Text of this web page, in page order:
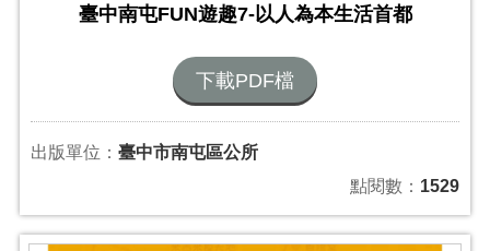
臺中南屯FUN遊趣7-以人為本生活首都
下載PDF檔
出版單位： 臺中市南屯區公所
點閱數： 1529